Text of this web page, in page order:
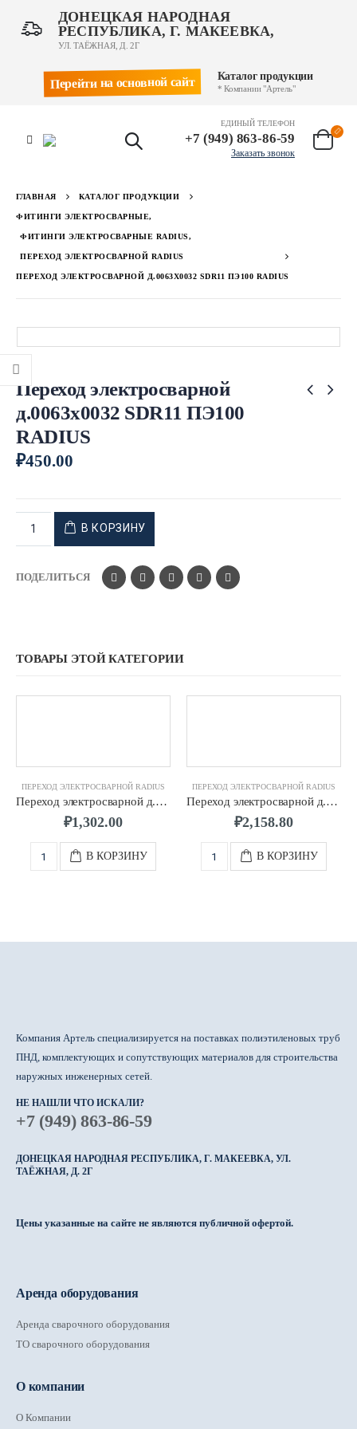
ДОНЕЦКАЯ НАРОДНАЯ
РЕСПУБЛИКА, Г. МАКЕЕВКА,
УЛ. ТАЁЖНАЯ, Д. 2Г
Перейти на основной сайт Каталог продукции
* Компании "Артель"
ЕДИНЫЙ ТЕЛЕФОН
+7 (949) 863-86-59
Заказать звонок
ГЛАВНАЯ КАТАЛОГ ПРОДУКЦИИ
ФИТИНГИ ЭЛЕКТРОСВАРНЫЕ,
ФИТИНГИ ЭЛЕКТРОСВАРНЫЕ RADIUS,
ПЕРЕХОД ЭЛЕКТРОСВАРНОЙ RADIUS
ПЕРЕХОД ЭЛЕКТРОСВАРНОЙ Д.0063Х0032 SDR11 ПЭ100 RADIUS
Переход электросварной
д.0063х0032 SDR11 ПЭ100
RADIUS
₽450.00
В КОРЗИНУ
ПОДЕЛИТЬСЯ
ТОВАРЫ ЭТОЙ КАТЕГОРИИ
ПЕРЕХОД ЭЛЕКТРОСВАРНОЙ RADIUS
Переход электросварной д.0090х0075 SDR11 ПЭ100 RADIUS
₽1,302.00
В КОРЗИНУ
ПЕРЕХОД ЭЛЕКТРОСВАРНОЙ RADIUS
Переход электросварной д.0125х0090 SDR11 ПЭ100 RADIUS
₽2,158.80
В КОРЗИНУ
Компания Артель специализируется на поставках полиэтиленовых труб
ПНД, комплектующих и сопутствующих материалов для строительства
наружных инженерных сетей.
НЕ НАШЛИ ЧТО ИСКАЛИ?
+7 (949) 863-86-59
ДОНЕЦКАЯ НАРОДНАЯ РЕСПУБЛИКА, Г. МАКЕЕВКА, УЛ.
ТАЁЖНАЯ, Д. 2Г
Цены указанные на сайте не являются публичной офертой.
Аренда оборудования
Аренда сварочного оборудования
ТО сварочного оборудования
О компании
О Компании